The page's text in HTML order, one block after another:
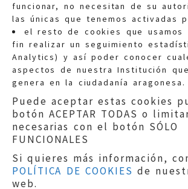
funcionar, no necesitan de su
las únicas que tenemos activadas
el resto de cookies que usamos
fin realizar un seguimiento
Analytics) y así poder conocer
aspectos de nuestra Institución
genera en la ciudadanía aragonesa.
Puede aceptar estas cookies
botón ACEPTAR TODAS o
necesarias con el botón SÓLO
FUNCIONALES
Si quieres más información,
POLÍTICA DE COOKIES de
web.
Quejas:
Información
Teléfonos:900 210 210/
Aviso legal|Política de